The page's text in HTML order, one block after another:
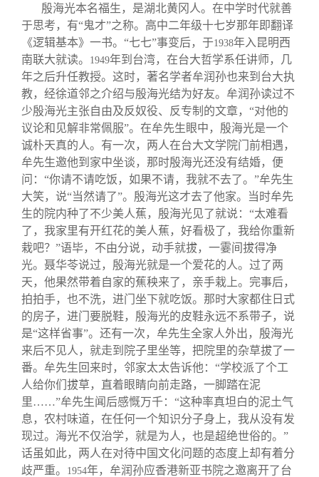
殷海光本名福生，是湖北黄冈人。在中学时代就善
于思考，有“鬼才”之称。高中二年级十七岁那年即翻译
《逻辑基本》一书。“七七”事变后，于1938年入昆明西
南联大就读。
1949年到台湾，在台大哲学系任讲师，几
年之后升任教授。这时，著名学者牟润孙也来到台大执
教，经徐道邻之介绍与殷海光结为好友。牟润孙读过不
少殷海光主张自由及反奴役、反专制的文章，“对他的
议论和见解非常佩服”。在牟先生眼中，殷海光是一个
诚朴天真的人。有一次，两人在台大文学院门前相遇，
牟先生邀他到家中坐谈，那时殷海光还没有结婚，便
问：“你请不请吃饭，如果不请，我就不去了。”牟先生
大笑，说“当然请了”。殷海光这才去了他家。当时牟先
生的院内种了不少美人蕉，殷海光见了就说：“太难看
了，我家里有开红花的美人蕉，好看极了，我给你重新
栽吧？”语毕，不由分说，动手就拔，一霎间拔得净
光。聂华苓说过，殷海光就是一个爱花的人。过了两
天，他果然带着自家的蕉秧来了，亲手栽上。完事后，
拍拍手，也不洗，进门坐下就吃饭。那时大家都住日式
的房子，进门要脱鞋，殷海光的皮鞋永远不系带子，说
是“这样省事”。还有一次，牟先生全家人外出，殷海光
来后不见人，就走到院子里坐等，把院里的杂草拔了一
番。牟先生回来时，邻家太太告诉他：“学校派了个工
人给你们拔草，直着眼睛向前走路，一脚踏在泥
里……”牟先生闻后感慨万千：“这种率真坦白的泥土气
息，农村味道，在任何一个知识分子身上，我从没有发
现过。海光不仅治学，就是为人，也是超绝世俗的。”
话虽如此，两人在对待中国文化问题的态度上却有着分
歧严重。
1954年，牟润孙应香港新亚书院之邀离开了台